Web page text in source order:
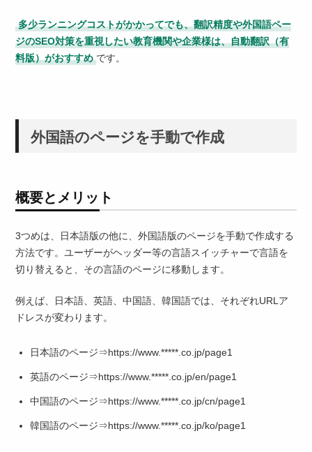
多少ランニングコストがかかってでも、翻訳精度や外国語ペー
ジのSEO対策を重視したい教育機関や企業様は、自動翻訳（有
料版）がおすすめ です。
外国語のページを手動で作成
概要とメリット
3つめは、日本語版の他に、外国語版のページを手動で作成する
方法です。ユーザーがヘッダー等の言語スイッチャーで言語を
切り替えると、その言語のページに移動します。
例えば、日本語、英語、中国語、韓国語では、それぞれURLア
ドレスが変わります。
日本語のページ⇒https://www.*****.co.jp/page1
英語のページ⇒https://www.*****.co.jp/en/page1
中国語のページ⇒https://www.*****.co.jp/cn/page1
韓国語のページ⇒https://www.*****.co.jp/ko/page1